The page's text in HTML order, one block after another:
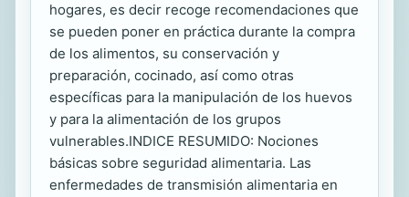
hogares, es decir recoge recomendaciones que
se pueden poner en práctica durante la compra
de los alimentos, su conservación y
preparación, cocinado, así como otras
específicas para la manipulación de los huevos
y para la alimentación de los grupos
vulnerables.INDICE RESUMIDO: Nociones
básicas sobre seguridad alimentaria. Las
enfermedades de transmisión alimentaria en